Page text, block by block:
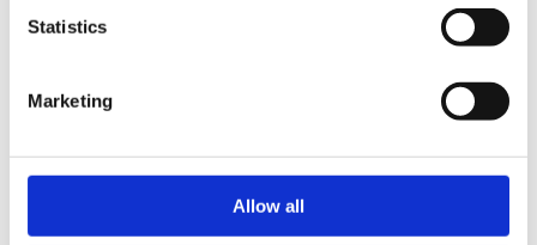
Statistics
Marketing
Allow all
Ähnliche geführte